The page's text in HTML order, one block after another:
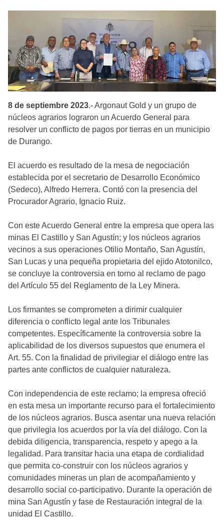
8 de septiembre 2023.- Argonaut Gold y un grupo de
núcleos agrarios lograron un Acuerdo General para
resolver un conflicto de pagos por tierras en un municipio
de Durango.
El acuerdo es resultado de la mesa de negociación
establecida por el secretario de Desarrollo Económico
(Sedeco), Alfredo Herrera. Contó con la presencia del
Procurador Agrario, Ignacio Ruiz.
Con este Acuerdo General entre la empresa que opera las
minas El Castillo y San Agustín; y los núcleos agrarios
vecinos a sus operaciones Otilio Montaño, San Agustín,
San Lucas y una pequeña propietaria del ejido Atotonilco,
se concluye la controversia en torno al reclamo de pago
del Artículo 55 del Reglamento de la Ley Minera.
Los firmantes se comprometen a dirimir cualquier
diferencia o conflicto legal ante los Tribunales
competentes. Específicamente la controversia sobre la
aplicabilidad de los diversos supuestos que enumera el
Art. 55. Con la finalidad de privilegiar el diálogo entre las
partes ante conflictos de cualquier naturaleza.
Con independencia de este reclamo; la empresa ofreció
en esta mesa un importante recurso para el fortalecimiento
de los núcleos agrarios. Busca asentar una nueva relación
que privilegia los acuerdos por la vía del diálogo. Con la
debida diligencia, transparencia, respeto y apego a la
legalidad. Para transitar hacia una etapa de cordialidad
que permita co-construir con los núcleos agrarios y
comunidades mineras un plan de acompañamiento y
desarrollo social co-participativo. Durante la operación de
mina San Agustín y fase de Restauración integral de la
unidad El Castillo.